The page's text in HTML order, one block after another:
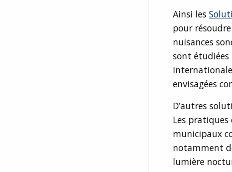
Ainsi les
pour
nuisances
sont étudiées
envisagées
D’autres
Les
municipaux
notamment
lumière